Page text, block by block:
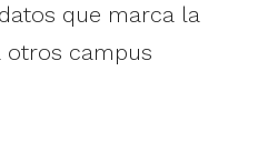
que marca la
otros campus